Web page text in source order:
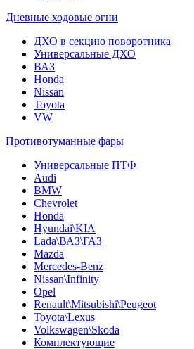
Дневные ходовые огни
ДХО в секцию поворотника
Универсальные ДХО
ВАЗ
Honda
Nissan
Toyota
VW
Противотуманные фары
Универсальные ПТФ
Audi
BMW
Chevrolet
Honda
Hyundai\KIA
Lada\ВАЗ\ГАЗ
Mazda
Mercedes-Benz
Nissan\Infinity
Opel
Renault\Mitsubishi\Peugeot
Toyota\Lexus
Volkswagen\Skoda
Комплектующие